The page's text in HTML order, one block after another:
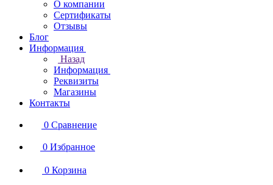
О компании
Сертификаты
Отзывы
Блог
Информация
Назад
Информация
Реквизиты
Магазины
Контакты
0 Сравнение
0 Избранное
0 Корзина